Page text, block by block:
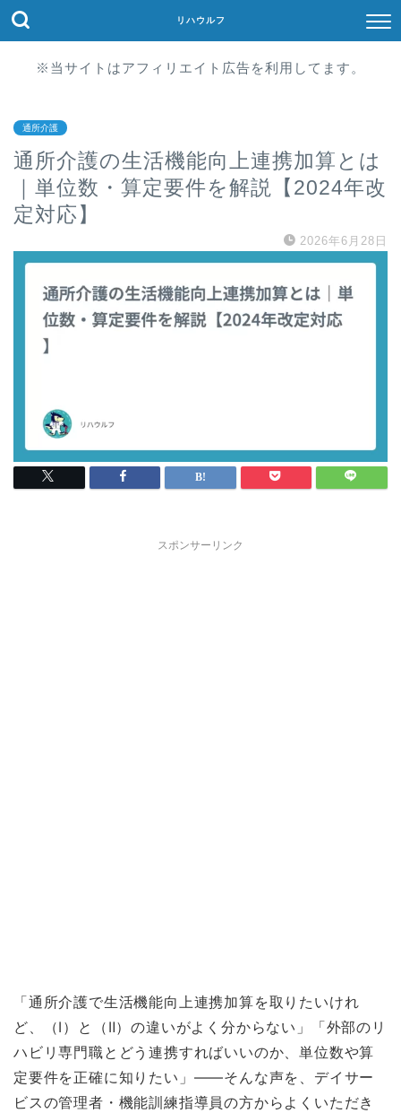
リハウルフ
※当サイトはアフィリエイト広告を利用してます。
通所介護
通所介護の生活機能向上連携加算とは
｜単位数・算定要件を解説【2024年改
定対応】
2026年6月28日
スポンサーリンク
「通所介護で生活機能向上連携加算を取りたいけれ
ど、（Ⅰ）と（Ⅱ）の違いがよく分からない」「外部のリ
ハビリ専門職とどう連携すればいいのか、単位数や算
定要件を正確に知りたい」——そんな声を、デイサー
ビスの管理者・機能訓練指導員の方からよくいただき